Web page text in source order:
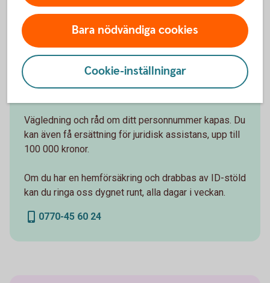
Vägledning och råd om ditt personnummer kapas. Du
kan även få ersättning för juridisk assistans, upp till
100 000 kronor.
Om du har en hemförsäkring och drabbas av ID-stöld
kan du ringa oss dygnet runt, alla dagar i veckan.
0770-45 60 24
Bara nödvändiga cookies
Cookie-inställningar